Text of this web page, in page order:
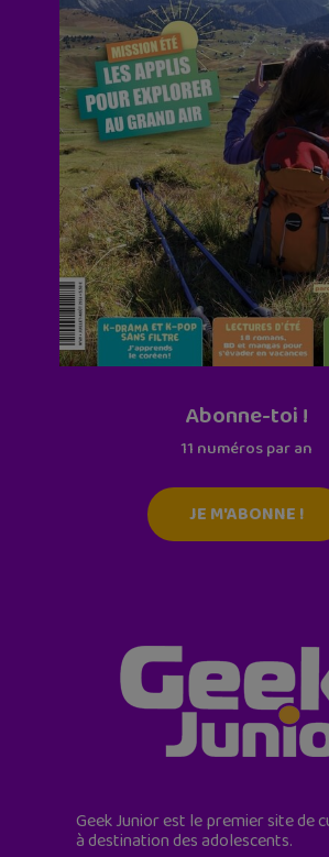
Abonne-toi !
11 numéros par an
JE M'ABONNE !
Geek Junior est le premier site de
à destination des adolescents.